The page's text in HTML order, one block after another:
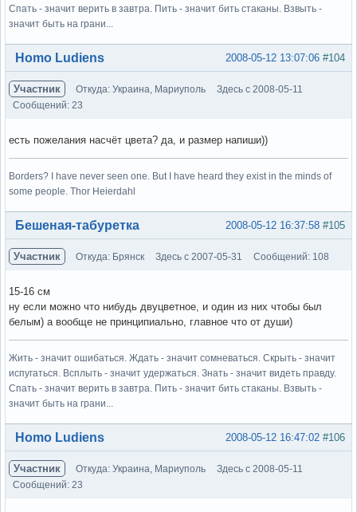
Спать - значит верить в завтра. Пить - значит бить стаканы. Взвыть -
значит быть на грани...
Вне форума #104
2008-05-12 13:07:06
Homo Ludiens
Участник Откуда: Украина, Мариуполь
Здесь с 2008-05-11
Сообщений: 23
есть пожелания насчёт цвета? да, и размер напиши))
Borders? I have never seen one. But I have heard they exist in the minds of
some people. Thor Heierdahl
Вне форума #105
2008-05-12 16:37:58
Бешеная-табуретка
Участник Откуда: Брянск Здесь с 2007-05-31 Сообщений: 108
15-16 см
ну если можно что нибудь двуцветное, и один из них чтобы был
белым) а вообще не принципиально, главное что от души)
Жить - значит ошибаться. Ждать - значит сомневаться. Скрыть - значит
испугаться. Всплыть - значит удержаться. Знать - значит видеть правду.
Спать - значит верить в завтра. Пить - значит бить стаканы. Взвыть -
значит быть на грани...
Вне форума #106
2008-05-12 16:47:02
Homo Ludiens
Участник Откуда: Украина, Мариуполь
Здесь с 2008-05-11
Сообщений: 23